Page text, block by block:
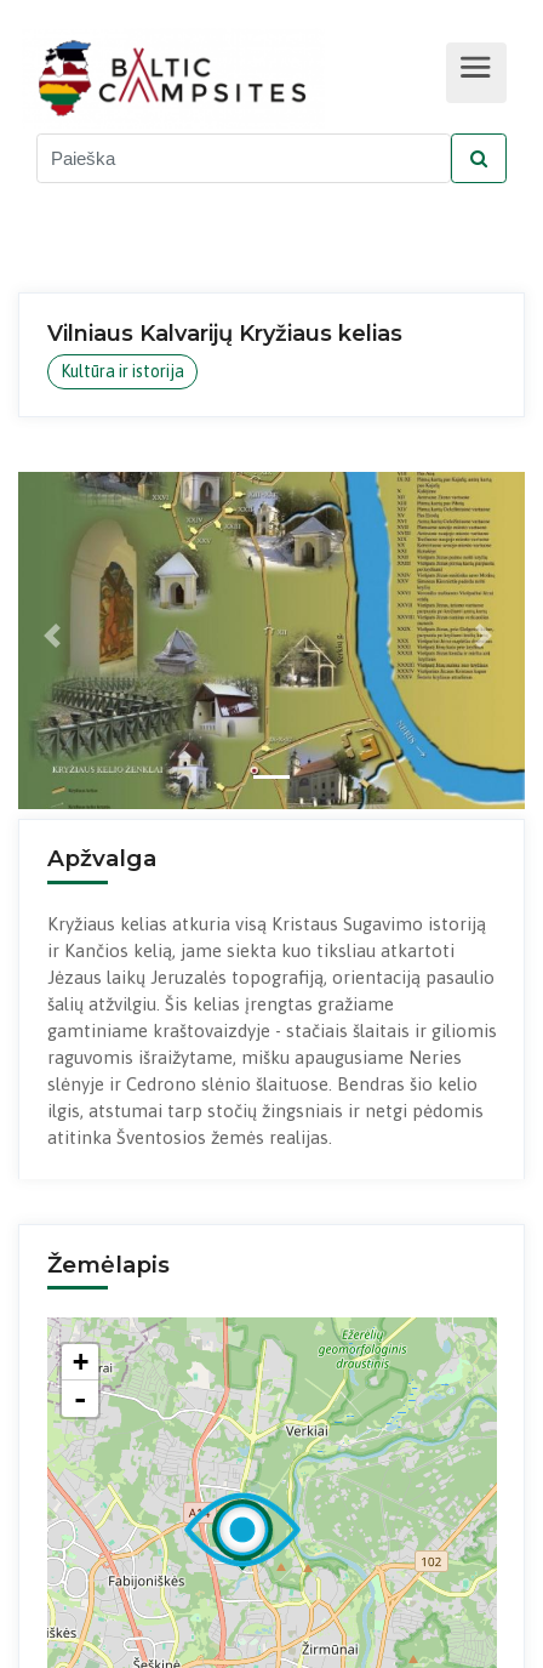
Vilniaus Kalvarijų Kryžiaus kelias
Kultūra ir istorija
Previous Next
Apžvalga
Kryžiaus kelias atkuria visą Kristaus Sugavimo istoriją
ir Kančios kelią, jame siekta kuo tiksliau atkartoti
Jėzaus laikų Jeruzalės topografiją, orientaciją pasaulio
šalių atžvilgiu. Šis kelias įrengtas gražiame
gamtiniame kraštovaizdyje - stačiais šlaitais ir giliomis
raguvomis išraižytame, mišku apaugusiame Neries
slėnyje ir Cedrono slėnio šlaituose. Bendras šio kelio
ilgis, atstumai tarp stočių žingsniais ir netgi pėdomis
atitinka Šventosios žemės realijas.
Žemėlapis
+
-